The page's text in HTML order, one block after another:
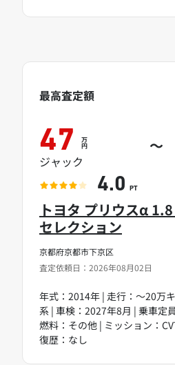
京都府京都市下京区
査定依頼日：2026年08月02日
トヨタ プリウスα
セレクション
年式：2014年 | 走行：～20万
系 | 車検：2027年8月 | 乗車定
燃料：その他 | ミッション：
復歴：なし
最高査定額
47 万
円 ～
ジャック
4.0 PT